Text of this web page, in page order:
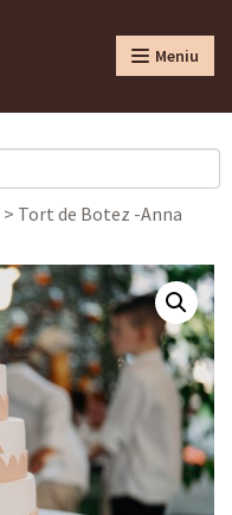
Meniu
> Tort de Botez -Anna